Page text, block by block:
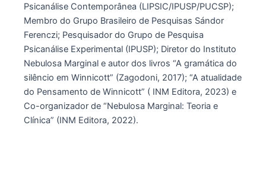
Psicanálise Contemporânea (LIPSIC/IPUSP/PUCSP);
Membro do Grupo Brasileiro de Pesquisas Sándor
Ferenczi; Pesquisador do Grupo de Pesquisa
Psicanálise Experimental (IPUSP); Diretor do Instituto
Nebulosa Marginal e autor dos livros “A gramática do
silêncio em Winnicott” (Zagodoni, 2017); “A atualidade
do Pensamento de Winnicott” ( INM Editora, 2023) e
Co-organizador de “Nebulosa Marginal: Teoria e
Clínica” (INM Editora, 2022).